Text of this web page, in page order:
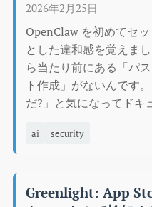
2026年2月25日
OpenClaw を初めてセ
とした違和感を覚えま
ら当たり前にある「パ
ト作成」がないんです
だ?」と気になってド
ai security
Greenlight: App